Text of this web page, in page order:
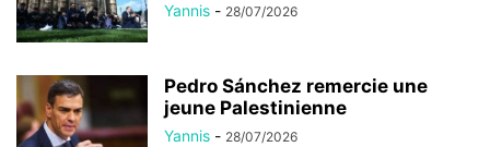
Yannis - 28/07/2026
Pedro Sánchez remercie une
jeune Palestinienne
Yannis - 28/07/2026